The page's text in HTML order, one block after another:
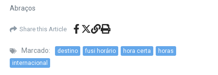
Abraços
Share this Article
Marcado: destino fusi horário hora certa
horas
internacional